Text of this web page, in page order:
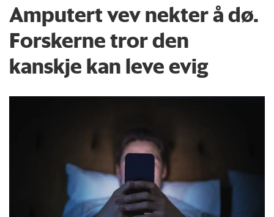
Amputert vev nekter å dø.
Forskerne tror den
kanskje kan leve evig